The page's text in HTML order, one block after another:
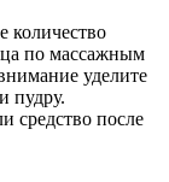
по массажным
уделите
пудру.
средство после